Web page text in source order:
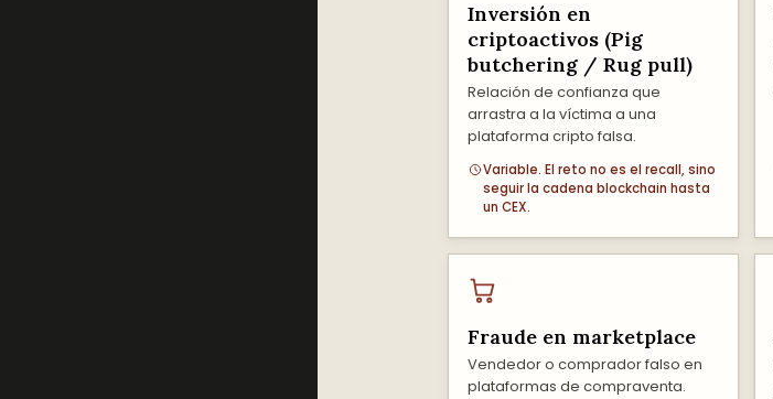
Inversión en
criptoactivos (Pig
butchering / Rug pull)
Relación de confianza que
arrastra a la víctima a una
plataforma cripto falsa.
Variable. El reto no es el recall, sino
seguir la cadena blockchain hasta
un CEX.
Fraude en marketplace
Vendedor o comprador falso en
plataformas de compraventa.